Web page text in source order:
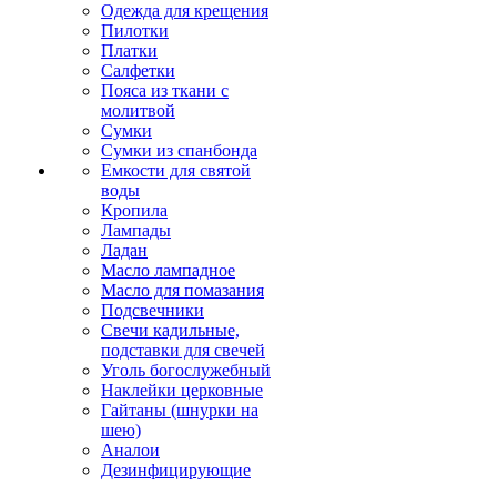
Одежда для крещения
Пилотки
Платки
Салфетки
Пояса из ткани с
молитвой
Сумки
Сумки из спанбонда
Емкости для святой
воды
Кропила
Лампады
Ладан
Масло лампадное
Масло для помазания
Подсвечники
Свечи кадильные,
подставки для свечей
Уголь богослужебный
Наклейки церковные
Гайтаны (шнурки на
шею)
Аналои
Дезинфицирующие